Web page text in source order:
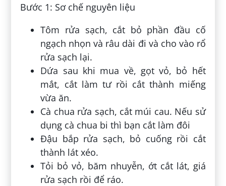
Bước 1: Sơ chế nguyên liệu
Tôm rửa sạch, cắt bỏ phần đầu cố
ngạch nhọn và râu dài đi và cho vào rổ
rửa sạch lại.
Dứa sau khi mua về, gọt vỏ, bỏ hết
mắt, cắt làm tư rồi cắt thành miếng
vừa ăn.
Cà chua rửa sạch, cắt múi cau. Nếu sử
dụng cà chua bi thì bạn cắt làm đôi
Đậu bắp rửa sạch, bỏ cuống rồi cắt
thành lát xéo.
Tỏi bỏ vỏ, băm nhuyễn, ớt cắt lát, giá
rửa sạch rồi để ráo.